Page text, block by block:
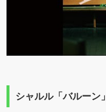
シャルル「バルーン」